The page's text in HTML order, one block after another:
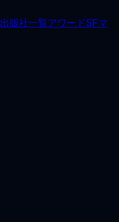
出版社一覧アワードSFマ